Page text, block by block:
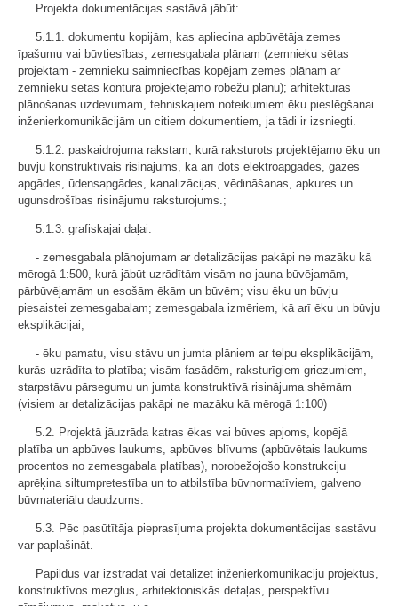
Projekta dokumentācijas sastāvā jābūt:
5.1.1. dokumentu kopijām, kas apliecina apbūvētāja zemes
īpašumu vai būvtiesības; zemesgabala plānam (zemnieku sētas
projektam - zemnieku saimniecības kopējam zemes plānam ar
zemnieku sētas kontūra projektējamo robežu plānu); arhitektūras
plānošanas uzdevumam, tehniskajiem noteikumiem ēku pieslēgšanai
inženierkomunikācijām un citiem dokumentiem, ja tādi ir izsniegti.
5.1.2. paskaidrojuma rakstam, kurā raksturots projektējamo ēku un
būvju konstruktīvais risinājums, kā arī dots elektroapgādes, gāzes
apgādes, ūdensapgādes, kanalizācijas, vēdināšanas, apkures un
ugunsdrošības risinājumu raksturojums.;
5.1.3. grafiskajai daļai:
- zemesgabala plānojumam ar detalizācijas pakāpi ne mazāku kā
mērogā 1:500, kurā jābūt uzrādītām visām no jauna būvējamām,
pārbūvējamām un esošām ēkām un būvēm; visu ēku un būvju
piesaistei zemesgabalam; zemesgabala izmēriem, kā arī ēku un būvju
eksplikācijai;
- ēku pamatu, visu stāvu un jumta plāniem ar telpu eksplikācijām,
kurās uzrādīta to platība; visām fasādēm, raksturīgiem griezumiem,
starpstāvu pārsegumu un jumta konstruktīvā risinājuma shēmām
(visiem ar detalizācijas pakāpi ne mazāku kā mērogā 1:100)
5.2. Projektā jāuzrāda katras ēkas vai būves apjoms, kopējā
platība un apbūves laukums, apbūves blīvums (apbūvētais laukums
procentos no zemesgabala platības), norobežojošo konstrukciju
aprēķina siltumpretestība un to atbilstība būvnormatīviem, galveno
būvmateriālu daudzums.
5.3. Pēc pasūtītāja pieprasījuma projekta dokumentācijas sastāvu
var paplašināt.
Papildus var izstrādāt vai detalizēt inženierkomunikāciju projektus,
konstruktīvos mezglus, arhitektoniskās detaļas, perspektīvu